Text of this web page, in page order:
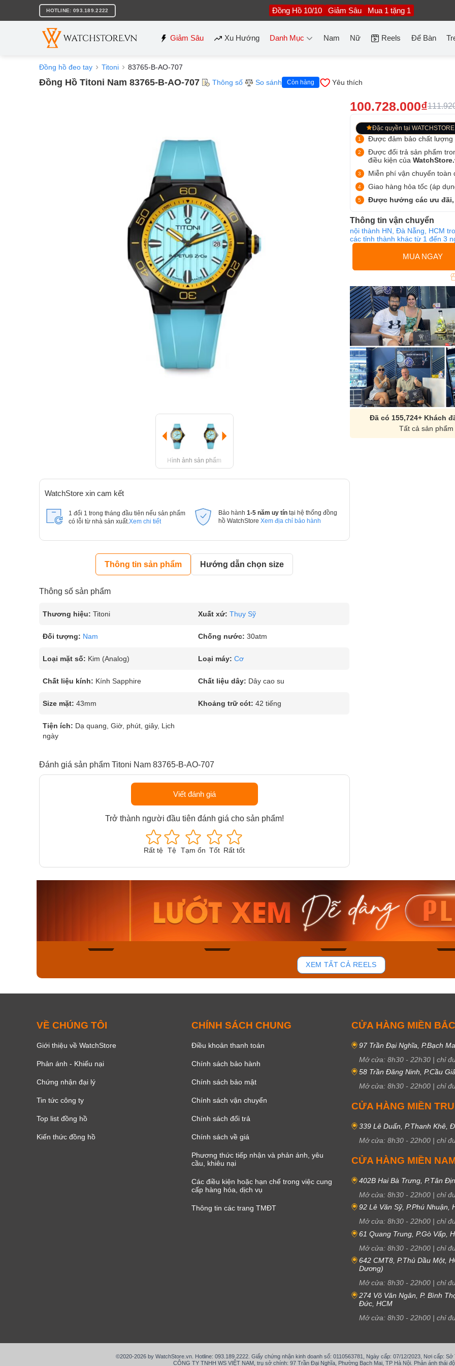
nội
HOTLINE: 093.189.2222 Đồng Hồ 10/10 Giảm Sâu Mua 1 tặng 1
Giảm Sâu Xu Hướng Danh Mục Nam Nữ Reels Để Bàn
Đồng hồ đeo tay Titoni 83765-B-AO-707
Đồng Hồ Titoni Nam 83765-B-AO-707 Thông số So sánh Còn hàng Yêu thích
Hình ảnh sản phẩm
WatchStore xin cam kết
1 đổi 1 trong tháng đầu tiên nếu sản phẩm
có lỗi từ nhà sản xuất. Xem chi tiết
Bảo hành 1-5 năm uy tín tại hệ thống đồng
hồ WatchStore Xem địa chỉ bảo hành
Thông tin sản phẩm Hướng dẫn chọn size
Thông số sản phẩm
Thương hiệu: Titoni Xuất xứ: Thụy Sỹ
Đối tượng: Nam Chống nước: 30atm
Loại mặt số: Kim (Analog) Loại máy: Cơ
Chất liệu kính: Kính Sapphire Chất liệu dây: Dây cao su
Size mặt: 43mm Khoảng trữ cót: 42 tiếng
Tiện ích: Dạ quang, Giờ, phút, giây, Lịch
ngày
Đánh giá sản phẩm Titoni Nam 83765-B-AO-707
Viết đánh giá
Trở thành người đầu tiên đánh giá cho sản phẩm!
Rất tệ Tệ Tạm ổn Tốt Rất tốt
100.728.000₫
Đặc quyền tại WATCHSTORE
Được đảm bảo chất lượng
Được đổi trả sản phẩm
điều kiện của
Miễn phí vận chuyển toàn
Giao hàng hỏa tốc (áp
Được hưởng các ưu đãi,
Thông tin vận chuyển
nội thành HN, Đà Nẵng, HCM
các tỉnh thành khác từ 1 đến 3
MUA NGAY
Đã có 155,724+ Khách
Tất cả sản
Casio Nam MTS-
115D-1AVDF
2.823.000₫
2.399.550₫
Mua ngay
37
Casio Nam MTS-
RS100L-1AVDF
4.276.000₫
3.634.600₫
Casio
230EL-
Mua
XEM TẤT CẢ REELS
VỀ CHÚNG TÔI
Giới thiệu về WatchStore
Phản ánh - Khiếu nại
Chứng nhận đại lý
Tin tức công ty
Top list đồng hồ
Kiến thức đồng hồ
CHÍNH SÁCH CHUNG
Điều khoản thanh toán
Chính sách bảo hành
Chính sách bảo mật
Chính sách vận chuyển
Chính sách đổi trả
Chính sách về giá
Phương thức tiếp nhận và phản ánh, yêu
cầu, khiêu nại
Các điều kiện hoặc hạn chế trong việc cung
cấp hàng hóa, dịch vụ
Thông tin các trang TMĐT
CỬA HÀNG MIỀN BẮC
97 Trần Đại Nghĩa, P.Bạch
Mở cửa: 8h30 - 22h30 | chỉ
58 Trần Đăng Ninh, P.Cầu
Mở cửa: 8h30 - 22h00 | chỉ
CỬA HÀNG MIỀN
339 Lê Duẩn, P.Thanh Khê,
Mở cửa: 8h30 - 22h00 | chỉ
CỬA HÀNG MIỀN
402B Hai Bà Trưng, P.Tân
Mở cửa: 8h30 - 22h00 | chỉ
92 Lê Văn Sỹ, P.Phú Nhuận,
Mở cửa: 8h30 - 22h00 | chỉ
61 Quang Trung, P.Gò Vấp,
Mở cửa: 8h30 - 22h00 | chỉ
642 CMT8, P.Thủ Dầu Một,
Dương)
Mở cửa: 8h30 - 22h00 | chỉ
274 Võ Văn Ngân, P. Bình
Đức, HCM
Mở cửa: 8h30 - 22h00 | chỉ
©2020-2026 by WatchStore.vn. Hotline: 093.189.2222. Giấy chứng nhận kinh doanh số: 0110563781, Ngày cấp: 07/12/2023, Nơi cấp:
CÔNG TY TNHH WS VIỆT NAM, trụ sở chính: 97 Trần Đại Nghĩa, Phường Bạch Mai, TP Hà Nội. Phản ánh thái